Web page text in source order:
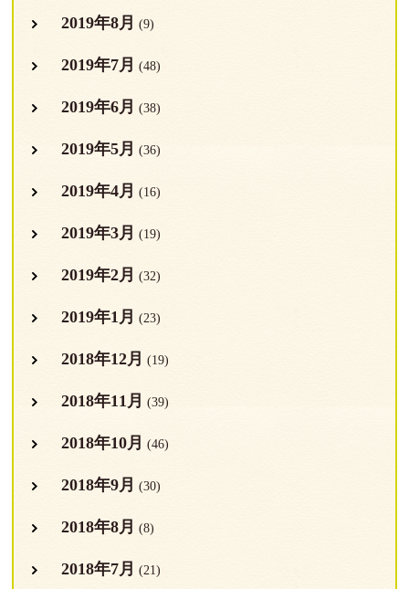
2019年8月 (9)
2019年7月 (48)
2019年6月 (38)
2019年5月 (36)
2019年4月 (16)
2019年3月 (19)
2019年2月 (32)
2019年1月 (23)
2018年12月 (19)
2018年11月 (39)
2018年10月 (46)
2018年9月 (30)
2018年8月 (8)
2018年7月 (21)